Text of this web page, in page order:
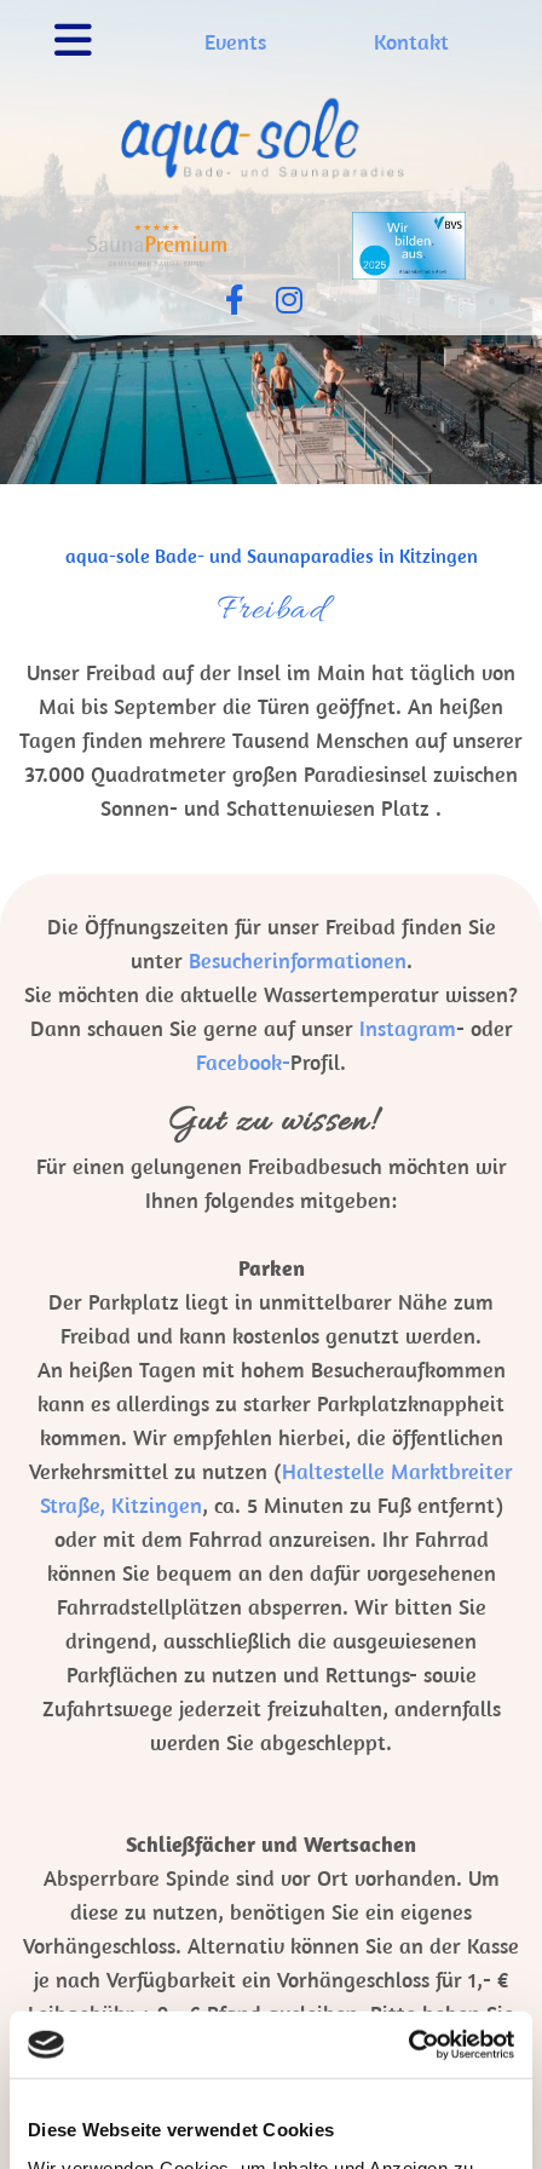
Diese Webseite verwendet Cookies
Events Kontakt
aqua-sole Bade- und Saunaparadies in Kitzingen
Freibad
Unser Freibad auf der Insel im Main hat täglich von
Mai bis September die Türen geöffnet. An heißen
Tagen finden mehrere Tausend Menschen auf unserer
37.000 Quadratmeter großen Paradiesinsel zwischen
Sonnen- und Schattenwiesen Platz .
Die Öffnungszeiten für unser Freibad finden Sie
unter Besucherinformationen.
Sie möchten die aktuelle Wassertemperatur wissen?
Dann schauen Sie gerne auf unser Instagram- oder
Facebook-Profil.
Gut zu wissen!
Für einen gelungenen Freibadbesuch möchten wir
Ihnen folgendes mitgeben:
Parken
Der Parkplatz liegt in unmittelbarer Nähe zum
Freibad und kann kostenlos genutzt werden.
An heißen Tagen mit hohem Besucheraufkommen
kann es allerdings zu starker Parkplatzknappheit
kommen. Wir empfehlen hierbei, die öffentlichen
Verkehrsmittel zu nutzen (Haltestelle Marktbreiter
Straße, Kitzingen, ca. 5 Minuten zu Fuß entfernt)
oder mit dem Fahrrad anzureisen. Ihr Fahrrad
können Sie bequem an den dafür vorgesehenen
Fahrradstellplätzen absperren. Wir bitten Sie
dringend, ausschließlich die ausgewiesenen
Parkflächen zu nutzen und Rettungs- sowie
Zufahrtswege jederzeit freizuhalten, andernfalls
werden Sie abgeschleppt.
Schließfächer und Wertsachen
Absperrbare Spinde sind vor Ort vorhanden. Um
diese zu nutzen, benötigen Sie ein eigenes
Vorhängeschloss. Alternativ können Sie an der Kasse
je nach Verfügbarkeit ein Vorhängeschloss für 1,- €
Leihgebühr + 9,- € Pfand ausleihen. Bitte heben Sie
den Kassenbeleg als Pfandnachweis auf!
Wir übernehmen keine Haftung für Ihr Eigentum und